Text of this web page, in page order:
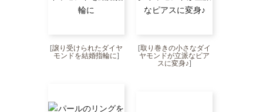
[譲り受けられたダイヤ
モンドを結婚指輪に]
[取り巻きの小さなダイ
ヤモンドが立派なピア
スに変身♪]